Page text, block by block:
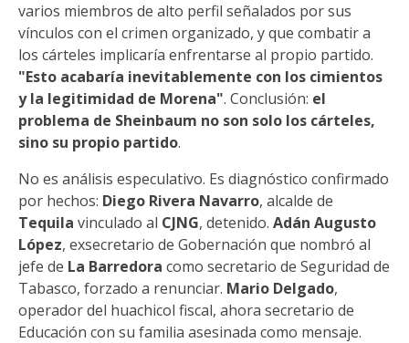
varios miembros de alto perfil señalados por sus
vínculos con el crimen organizado, y que combatir a
los cárteles implicaría enfrentarse al propio partido.
"Esto acabaría inevitablemente con los cimientos
y la legitimidad de Morena". Conclusión: el
problema de Sheinbaum no son solo los cárteles,
sino su propio partido.
No es análisis especulativo. Es diagnóstico confirmado
por hechos: Diego Rivera Navarro, alcalde de
Tequila vinculado al CJNG, detenido. Adán Augusto
López, exsecretario de Gobernación que nombró al
jefe de La Barredora como secretario de Seguridad de
Tabasco, forzado a renunciar. Mario Delgado,
operador del huachicol fiscal, ahora secretario de
Educación con su familia asesinada como mensaje.